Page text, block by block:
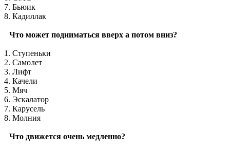
7. Бьюик
8. Кадиллак
Что может подниматься вверх а потом вниз?
1. Ступеньки
2. Самолет
3. Лифт
4. Качели
5. Мяч
6. Эскалатор
7. Карусель
8. Молния
Что движется очень медленно?